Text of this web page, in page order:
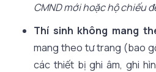
CMND mới hoặc hộ chiếu
Thí sinh không mang
mang theo tư trang (bao
các thiết bị ghi âm, ghi